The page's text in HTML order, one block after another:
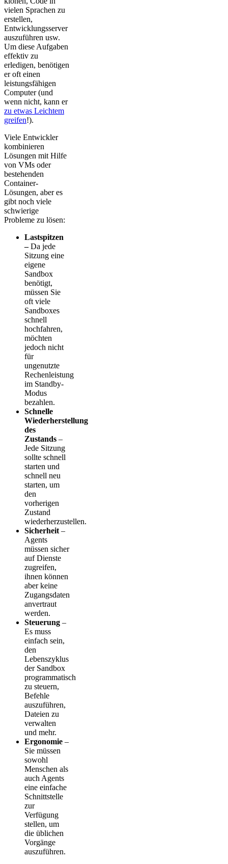
vielen Sprachen zu
erstellen,
Entwicklungsserver
auszuführen usw.
Um diese Aufgaben
effektiv zu
erledigen, benötigen
er oft einen
leistungsfähigen
Computer (und
wenn nicht, kann er
zu etwas Leichtem
greifen!).
Viele Entwickler
kombinieren
Lösungen mit Hilfe
von VMs oder
bestehenden
Container-
Lösungen, aber es
gibt noch viele
schwierige
Probleme zu lösen:
Lastspitzen
–Da jede
Sitzung eine
eigene
Sandbox
benötigt,
müssen Sie
oft viele
Sandboxes
schnell
hochfahren,
möchten
jedoch nicht
für
ungenutzte
Rechenleistung
im Standby-
Modus
bezahlen.
Schnelle
Wiederherstellung
des
Zustands –
Jede Sitzung
sollte schnell
starten und
schnell neu
starten, um
den
vorherigen
Zustand
wiederherzustellen.
Sicherheit –
Agents
müssen sicher
auf Dienste
zugreifen,
ihnen können
aber keine
Zugangsdaten
anvertraut
werden.
Steuerung –
Es muss
einfach sein,
den
Lebenszyklus
der Sandbox
programmatisch
zu steuern,
Befehle
auszuführen,
Dateien zu
verwalten
und mehr.
Ergonomie –
Sie müssen
sowohl
Menschen als
auch Agents
eine einfache
Schnittstelle
zur
Verfügung
stellen, um
die üblichen
Vorgänge
auszuführen.